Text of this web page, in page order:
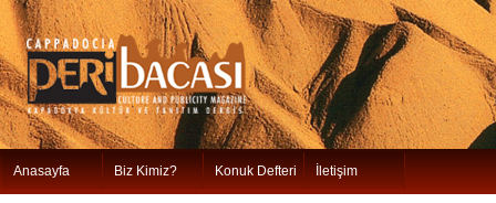
Anasayfa Biz Kimiz? Konuk Defteri İletişim